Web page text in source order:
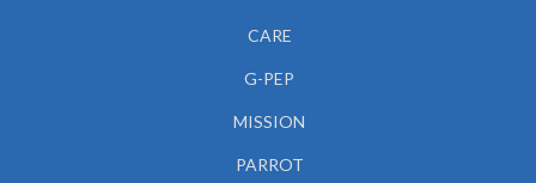
CARE
G-PEP
MISSION
PARROT